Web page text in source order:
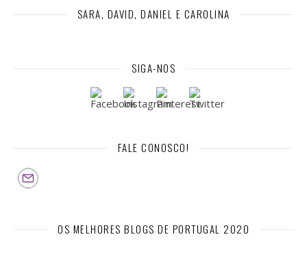
SARA, DAVID, DANIEL E CAROLINA
SIGA-NOS
FALE CONOSCO!
OS MELHORES BLOGS DE PORTUGAL 2020